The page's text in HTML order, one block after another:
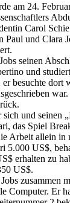
am 24.
Carol
Paul und Clara
seinen
und
besuchte dort
sich und seinen
das Spiel
Arbeit allein in
5.000 US$,
erhalten zu
US$.
zusammen
Computer. Er